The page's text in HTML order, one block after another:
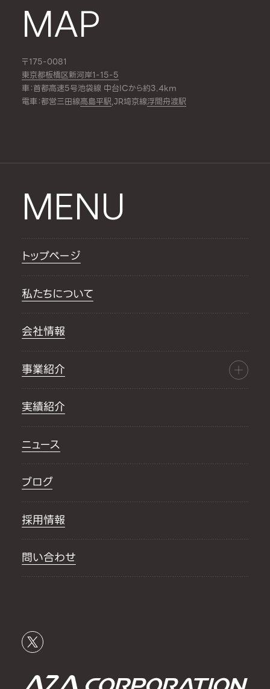
MAP
〒175-0081
東京都板橋区新河岸1-15-5
車：首都高速5号池袋線 中台ICから約3.4km
電車：都営三田線高島平駅,JR埼京線浮間舟渡駅
MENU
トップページ
私たちについて
会社情報
事業紹介
実績紹介
ニュース
ブログ
採用情報
問い合わせ